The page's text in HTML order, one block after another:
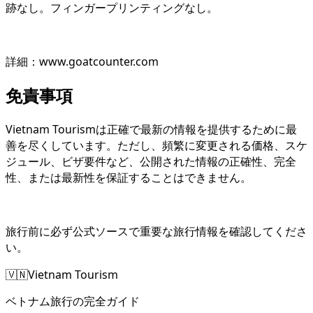
跡なし。フィンガープリンティングなし。
詳細：www.goatcounter.com
免責事項
Vietnam Tourismは正確で最新の情報を提供するために最
善を尽くしています。ただし、頻繁に変更される価格、スケ
ジュール、ビザ要件など、公開された情報の正確性、完全
性、または最新性を保証することはできません。
旅行前に必ず公式ソースで重要な旅行情報を確認してくださ
い。
🇻🇳Vietnam Tourism
ベトナム旅行の完全ガイド